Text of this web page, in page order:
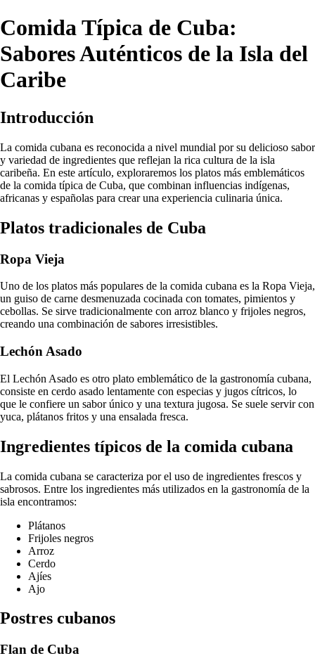
Comida Típica de Cuba:
Sabores Auténticos de la Isla del
Caribe
Introducción
La comida cubana es reconocida a nivel mundial por su delicioso sabor
y variedad de ingredientes que reflejan la rica cultura de la isla
caribeña. En este artículo, exploraremos los platos más emblemáticos
de la comida típica de Cuba, que combinan influencias indígenas,
africanas y españolas para crear una experiencia culinaria única.
Platos tradicionales de Cuba
Ropa Vieja
Uno de los platos más populares de la comida cubana es la Ropa Vieja,
un guiso de carne desmenuzada cocinada con tomates, pimientos y
cebollas. Se sirve tradicionalmente con arroz blanco y frijoles negros,
creando una combinación de sabores irresistibles.
Lechón Asado
El Lechón Asado es otro plato emblemático de la gastronomía cubana,
consiste en cerdo asado lentamente con especias y jugos cítricos, lo
que le confiere un sabor único y una textura jugosa. Se suele servir con
yuca, plátanos fritos y una ensalada fresca.
Ingredientes típicos de la comida cubana
La comida cubana se caracteriza por el uso de ingredientes frescos y
sabrosos. Entre los ingredientes más utilizados en la gastronomía de la
isla encontramos:
Plátanos
Frijoles negros
Arroz
Cerdo
Ajíes
Ajo
Postres cubanos
Flan de Cuba